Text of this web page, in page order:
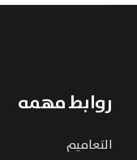
روابط مهمه
التعاميم